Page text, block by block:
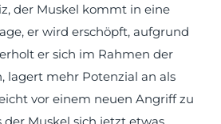
der Muskel kommt in eine
er wird erschöpft, aufgrund
er sich im Rahmen der
lagert mehr Potenzial an als
vor einem neuen Angriff zu